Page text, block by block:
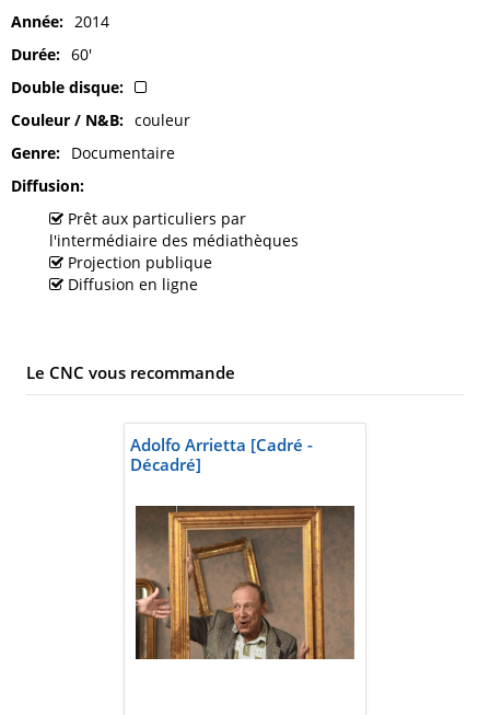
Année
2014
Durée
60'
Double disque
Couleur / N&B
couleur
Genre
Documentaire
Diffusion
Prêt aux particuliers par
l'intermédiaire des médiathèques
Projection publique
Diffusion en ligne
Le CNC vous recommande
Adolfo Arrietta [Cadré -
Décadré]